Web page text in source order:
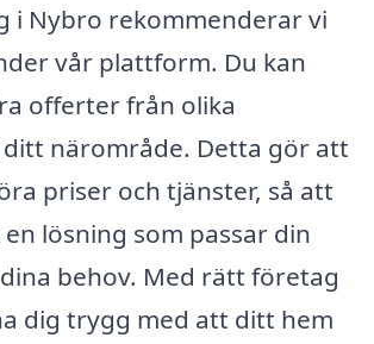
i Nybro rekommenderar vi
vår plattform. Du kan
offerter från olika
närområde. Detta gör att
priser och tjänster, så att
lösning som passar din
behov. Med rätt företag
dig trygg med att ditt hem